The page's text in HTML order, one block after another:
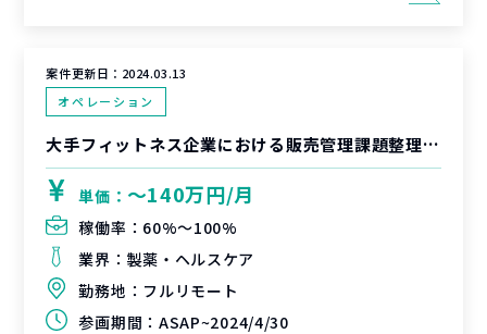
案件更新日： 2024.03.13
オペレーション
大手フィットネス企業における販売管理課題整理・対応プロジェクト
単価： 〜140万円/月
稼働率： 60%〜100%
業界： 製薬・ヘルスケア
勤務地： フルリモート
参画期間： ASAP~2024/4/30